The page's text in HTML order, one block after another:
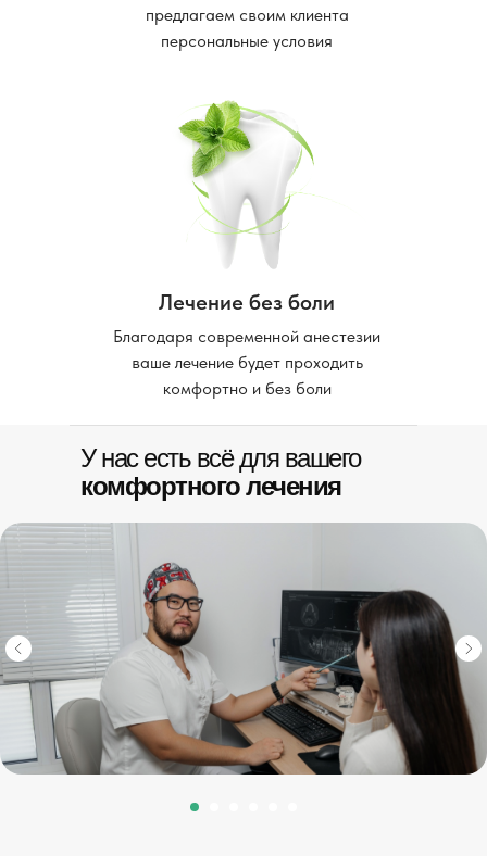
Лечение без боли
Благодаря современной анестезии
ваше лечение будет проходить
комфортно и без боли
предлагаем своим клиента
персональные условия
У нас есть всё для вашего
комфортного лечения